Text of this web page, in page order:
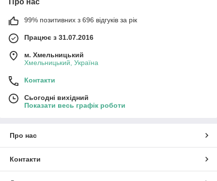
Про нас
99% позитивних з 696 відгуків за рік
Працює з 31.07.2016
м. Хмельницький
Хмельницький, Україна
Контакти
Сьогодні вихідний
Показати весь графік роботи
Про нас
Контакти